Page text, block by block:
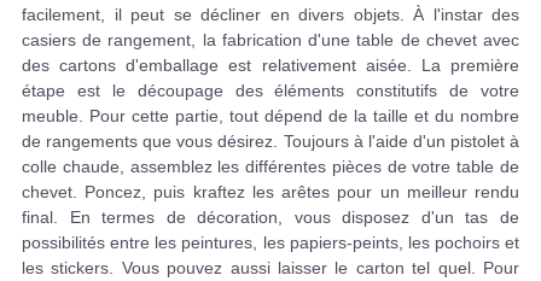
facilement, il peut se décliner en divers objets. À l'instar des
casiers de rangement, la fabrication d'une table de chevet avec
des cartons d'emballage est relativement aisée. La première
étape est le découpage des éléments constitutifs de votre
meuble. Pour cette partie, tout dépend de la taille et du nombre
de rangements que vous désirez. Toujours à l'aide d'un pistolet à
colle chaude, assemblez les différentes pièces de votre table de
chevet. Poncez, puis kraftez les arêtes pour un meilleur rendu
final. En termes de décoration, vous disposez d'un tas de
possibilités entre les peintures, les papiers-peints, les pochoirs et
les stickers. Vous pouvez aussi laisser le carton tel quel. Pour